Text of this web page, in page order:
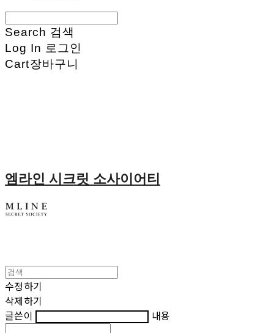
Search 검색
Log In 로그인
Cart장바구니
엠라인 시크릿 소사이어티
수정하기
삭제하기
글쓴이
내용